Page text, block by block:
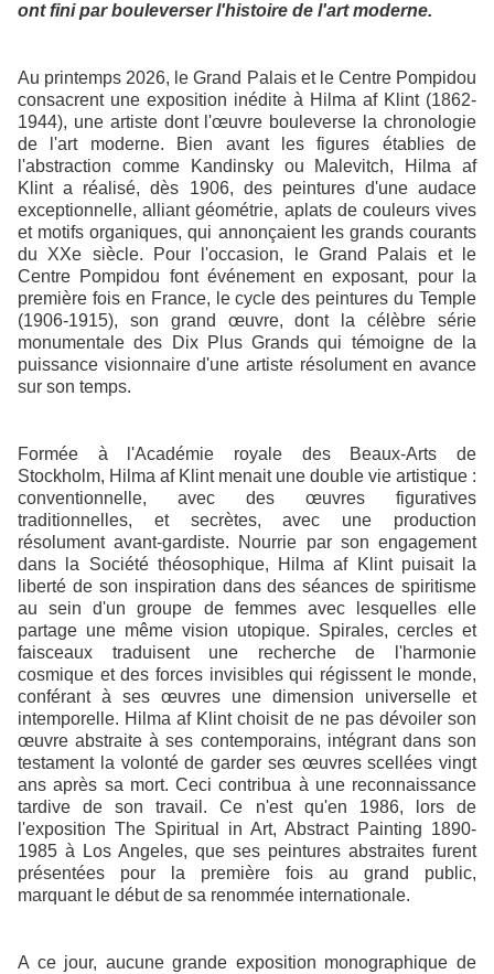
ont fini par bouleverser l'histoire de l'art moderne.
Au printemps 2026, le Grand Palais et le Centre Pompidou
consacrent une exposition inédite à Hilma af Klint (1862-
1944), une artiste dont l'œuvre bouleverse la chronologie
de l'art moderne. Bien avant les figures établies de
l'abstraction comme Kandinsky ou Malevitch, Hilma af
Klint a réalisé, dès 1906, des peintures d'une audace
exceptionnelle, alliant géométrie, aplats de couleurs vives
et motifs organiques, qui annonçaient les grands courants
du XXe siècle. Pour l'occasion, le Grand Palais et le
Centre Pompidou font événement en exposant, pour la
première fois en France, le cycle des peintures du Temple
(1906-1915), son grand œuvre, dont la célèbre série
monumentale des Dix Plus Grands qui témoigne de la
puissance visionnaire d'une artiste résolument en avance
sur son temps.
Formée à l'Académie royale des Beaux-Arts de
Stockholm, Hilma af Klint menait une double vie artistique :
conventionnelle, avec des œuvres figuratives
traditionnelles, et secrètes, avec une production
résolument avant-gardiste. Nourrie par son engagement
dans la Société théosophique, Hilma af Klint puisait la
liberté de son inspiration dans des séances de spiritisme
au sein d'un groupe de femmes avec lesquelles elle
partage une même vision utopique. Spirales, cercles et
faisceaux traduisent une recherche de l'harmonie
cosmique et des forces invisibles qui régissent le monde,
conférant à ses œuvres une dimension universelle et
intemporelle. Hilma af Klint choisit de ne pas dévoiler son
œuvre abstraite à ses contemporains, intégrant dans son
testament la volonté de garder ses œuvres scellées vingt
ans après sa mort. Ceci contribua à une reconnaissance
tardive de son travail. Ce n'est qu'en 1986, lors de
l'exposition The Spiritual in Art, Abstract Painting 1890-
1985 à Los Angeles, que ses peintures abstraites furent
présentées pour la première fois au grand public,
marquant le début de sa renommée internationale.
A ce jour, aucune grande exposition monographique de